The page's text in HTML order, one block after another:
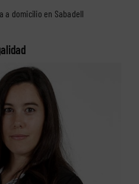
a domicilio en Sabadell